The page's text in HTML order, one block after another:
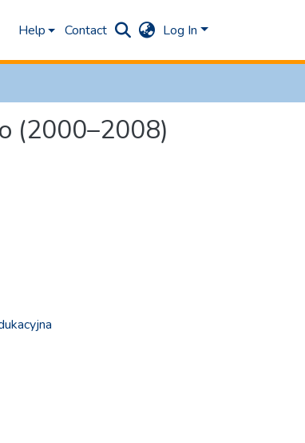
Help Contact Log In
(2000–2008)